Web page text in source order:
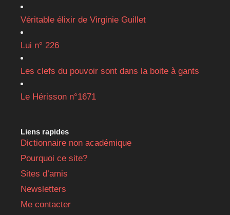
Véritable élixir de Virginie Guillet
Lui n° 226
Les clefs du pouvoir sont dans la boite à gants
Le Hérisson n°1671
Liens rapides
Dictionnaire non académique
Pourquoi ce site?
Sites d’amis
Newsletters
Me contacter